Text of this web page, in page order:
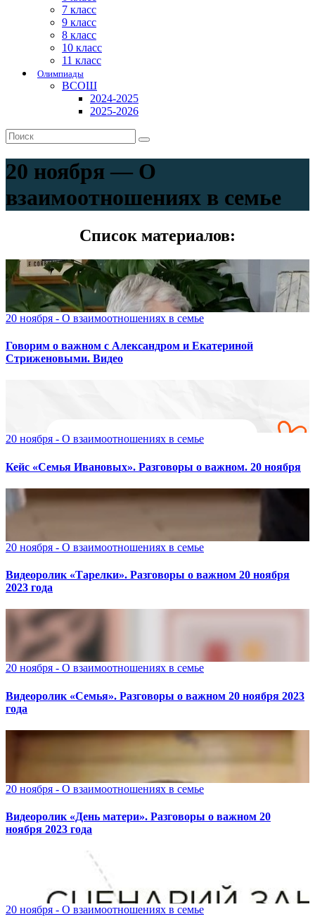
7 класс
9 класс
8 класс
10 класс
11 класс
Олимпиады
ВСОШ
2024-2025
2025-2026
20 ноября — О
взаимоотношениях в семье
Список материалов:
20 ноября - О взаимоотношениях в семье
Говорим о важном с Александром и Екатериной
Стриженовыми. Видео
20 ноября - О взаимоотношениях в семье
Кейс «Семья Ивановых». Разговоры о важном. 20 ноября
20 ноября - О взаимоотношениях в семье
Видеоролик «Тарелки». Разговоры о важном 20 ноября
2023 года
20 ноября - О взаимоотношениях в семье
Видеоролик «Семья». Разговоры о важном 20 ноября 2023
года
20 ноября - О взаимоотношениях в семье
Видеоролик «День матери». Разговоры о важном 20
ноября 2023 года
20 ноября - О взаимоотношениях в семье